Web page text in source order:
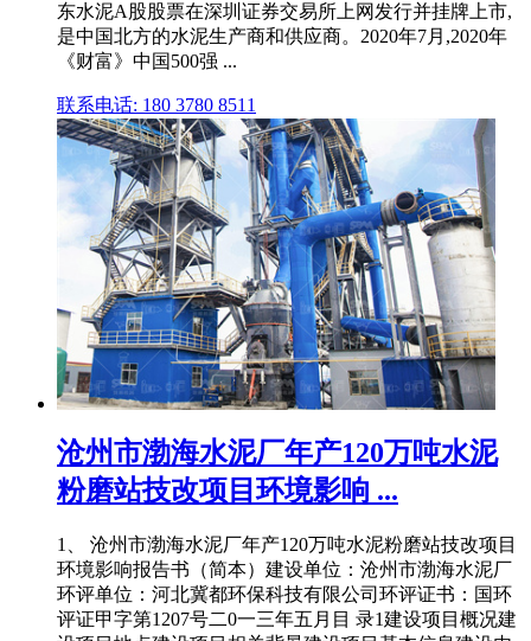
东水泥A股股票在深圳证券交易所上网发行并挂牌上市,
是中国北方的水泥生产商和供应商。2020年7月,2020年
《财富》中国500强 ...
联系电话: 180 3780 8511
沧州市渤海水泥厂年产120万吨水泥
粉磨站技改项目环境影响 ...
1、 沧州市渤海水泥厂年产120万吨水泥粉磨站技改项目
环境影响报告书（简本）建设单位：沧州市渤海水泥厂
环评单位：河北冀都环保科技有限公司环评证书：国环
评证甲字第1207号二0一三年五月目 录1建设项目概况建